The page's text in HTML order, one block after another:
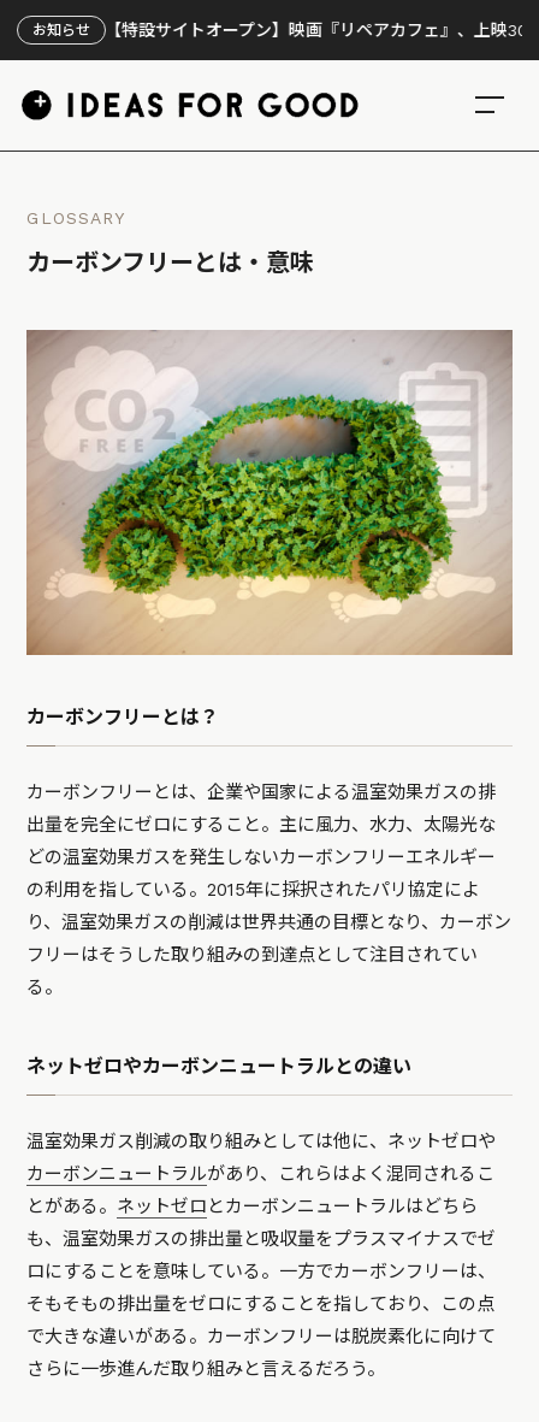
お知らせ
【特設サイトオープン】映画『リペアカフェ』、上映300回の先で
GLOSSARY
カーボンフリーとは・意味
カーボンフリーとは？
カーボンフリーとは、企業や国家による温室効果ガスの排
出量を完全にゼロにすること。主に風力、水力、太陽光な
どの温室効果ガスを発生しないカーボンフリーエネルギー
の利用を指している。2015年に採択されたパリ協定によ
り、温室効果ガスの削減は世界共通の目標となり、カーボン
フリーはそうした取り組みの到達点として注目されてい
る。
ネットゼロやカーボンニュートラルとの違い
温室効果ガス削減の取り組みとしては他に、ネットゼロや
カーボンニュートラルがあり、これらはよく混同されるこ
とがある。 ネットゼロ とカーボンニュートラルはどちら
も、温室効果ガスの排出量と吸収量をプラスマイナスでゼ
ロにすることを意味している。一方でカーボンフリーは、
そもそもの排出量をゼロにすることを指しており、この点
で大きな違いがある。カーボンフリーは脱炭素化に向けて
さらに一歩進んだ取り組みと言えるだろう。